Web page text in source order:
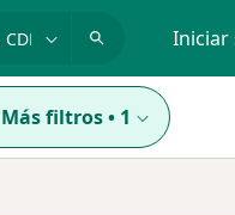
Iniciar
Más filtros• 1